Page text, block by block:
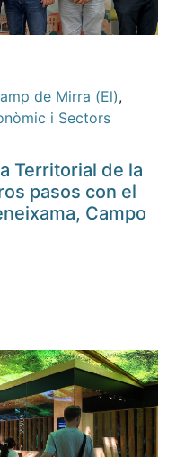
de Mirra (El),
i Sectors
Territorial de la
pasos con el
Campo